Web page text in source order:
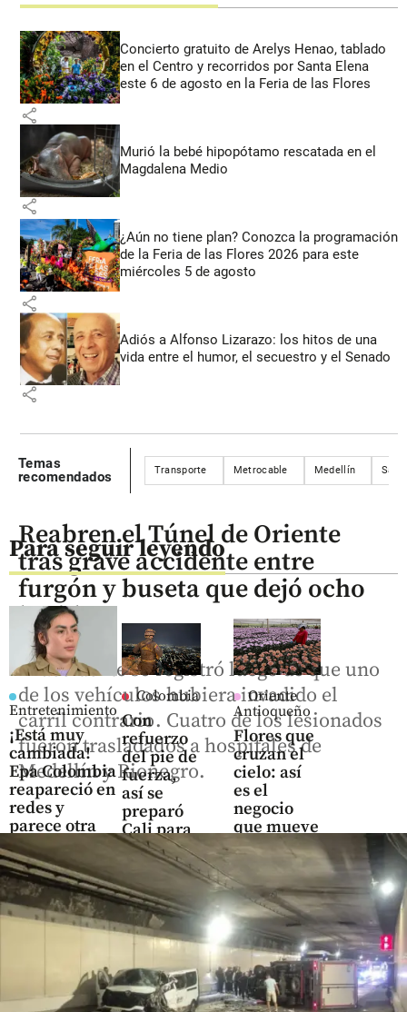
Concierto gratuito de Arelys Henao, tablado
en el Centro y recorridos por Santa Elena
este 6 de agosto en la Feria de las Flores
share
Murió la bebé hipopótamo rescatada en el
Magdalena Medio
share
¿Aún no tiene plan? Conozca la programación
de la Feria de las Flores 2026 para este
miércoles 5 de agosto
share
Adiós a Alfonso Lizarazo: los hitos de una
vida entre el humor, el secuestro y el Senado
share
Temas
recomendados
Transporte Metrocable Medellín
Para seguir leyendo
Entretenimiento
¡Está muy
cambiada!
Epa Colombia
reapareció en
redes y
parece otra
share
Colombia
Con
refuerzo
del pie de
fuerza,
así se
preparó
Cali para
la
posesión
de De la
Espriella
share
Oriente
Antioqueño
Flores que
cruzan el
cielo: así
es el
negocio
que mueve
US$ 380
millones
en el
Oriente
antioqueño
share
Reabren el Túnel de Oriente
tras grave accidente entre
furgón y buseta que dejó ocho
heridos
El accidente se registró luego de que uno
de los vehículos hubiera invadido el
carril contrario. Cuatro de los lesionados
fueron trasladados a hospitales de
Medellín y Rionegro.